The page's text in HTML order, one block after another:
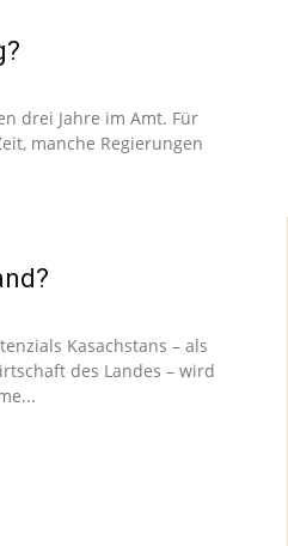
drei Jahre im Amt. Für
manche Regierungen
Kasachstans – als
des Landes – wird